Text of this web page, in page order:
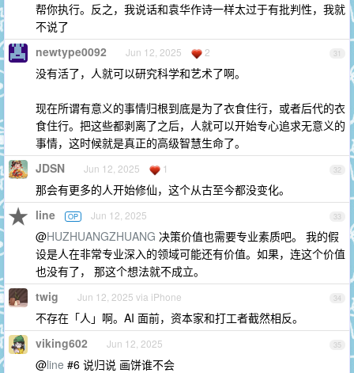
帮你执行。反之，我说话和袁华作诗一样太过于有批判性，我就
不说了
31
newtype0092 Jun 12, 2025 2
没有活了，人就可以研究科学和艺术了啊。
现在所谓有意义的事情归根到底是为了衣食住行，或者后代的衣
食住行。把这些都剥离了之后，人就可以开始专心追求无意义的
事情，这时候就是真正的高级智慧生命了。
32
JDSN Jun 12, 2025 1
那会有更多的人开始修仙，这个从古至今都没变化。
33
line OP Jun 12, 2025
@HUZHUANGZHUANG 决策价值也需要专业素质吧。 我的假
设是人在非常专业深入的领域可能还有价值。如果，连这个价值
也没有了， 那这个想法就不成立。
34
twig Jun 12, 2025 via iPhone
不存在「人」啊。AI 面前，资本家和打工者截然相反。
35
viking602 Jun 12, 2025
@line #6 说归说 画饼谁不会